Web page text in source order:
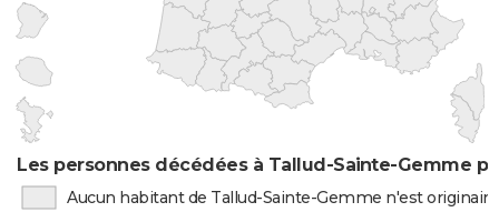
Les personnes décédées à Tallud-Sainte-Gemme
Aucun habitant de Tallud-Sainte-Gemme n'est